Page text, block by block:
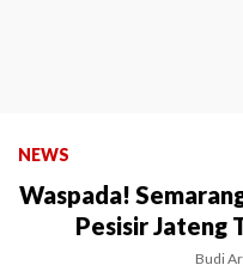
NEWS
Waspada!
Pesisir Jateng
Budi